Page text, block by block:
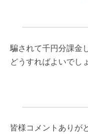
騙されて千円分課金
どうすればよいでし
皆様コメントありが